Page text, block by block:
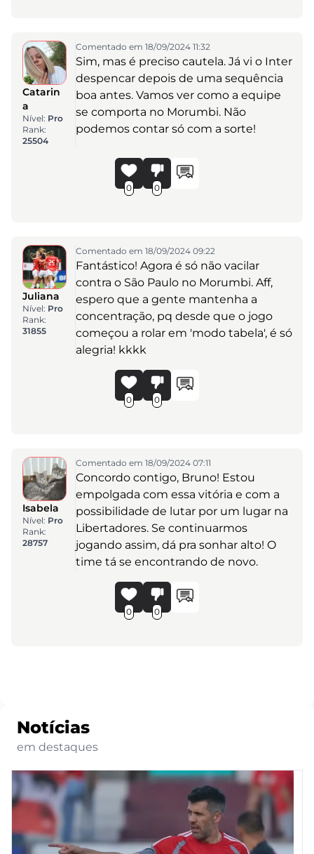
Catarin
a
Nível: Pro
Rank:
25504
Comentado em 18/09/2024 11:32
Sim, mas é preciso cautela. Já vi o Inter
despencar depois de uma sequência
boa antes. Vamos ver como a equipe
se comporta no Morumbi. Não
podemos contar só com a sorte!
0 0
Juliana
Nível: Pro
Rank:
31855
Comentado em 18/09/2024 09:22
Fantástico! Agora é só não vacilar
contra o São Paulo no Morumbi. Aff,
espero que a gente mantenha a
concentração, pq desde que o jogo
começou a rolar em 'modo tabela', é só
alegria! kkkk
0 0
Isabela
Nível: Pro
Rank:
28757
Comentado em 18/09/2024 07:11
Concordo contigo, Bruno! Estou
empolgada com essa vitória e com a
possibilidade de lutar por um lugar na
Libertadores. Se continuarmos
jogando assim, dá pra sonhar alto! O
time tá se encontrando de novo.
0 0
Notícias
em destaques